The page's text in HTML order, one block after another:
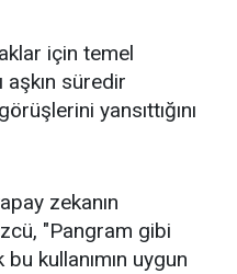
için temel
aşkın süredir
yansıttığını
zekanın
"Pangram gibi
kullanımın uygun